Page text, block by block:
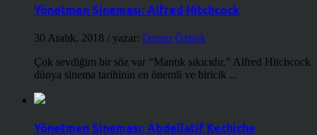
Yönetmen Sineması: Alfred Hitchcock
30 Aralık, 2018 / yazar: Demet Öztürk
Çok sevdiğim bir söz var “Mantık sıkıcıdır.” Alfred Hitchcock
dünya sinema tarihinin en önemli ve biricik ...
Yönetmen Sineması: Abdellatif Kechiche